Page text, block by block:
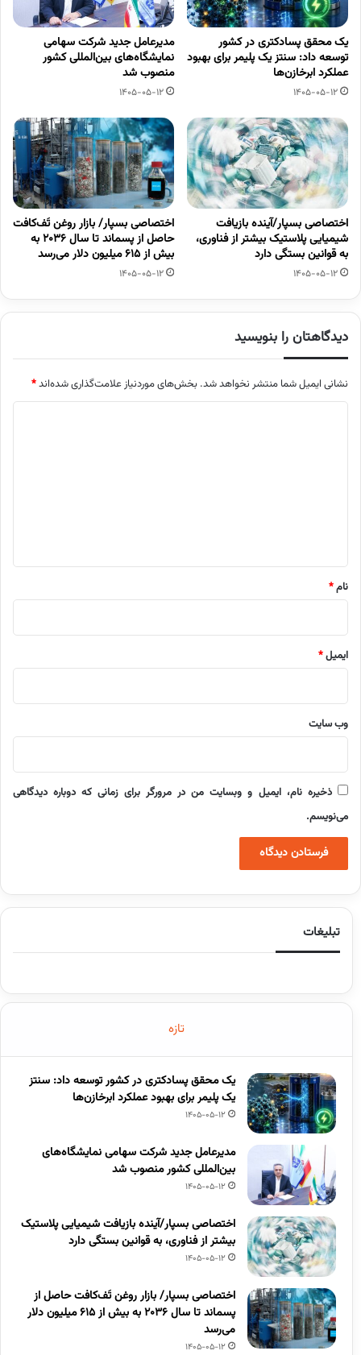
یک محقق پسادکتری در کشور
توسعه داد: سنتز یک پلیمر برای بهبود
عملکرد ابرخازن‌ها
1405-05-12
مدیرعامل جدید شرکت سهامی
نمایشگاه‌های بین‌المللی کشور
منصوب شد
1405-05-12
اختصاصی بسپار/آینده بازیافت
شیمیایی پلاستیک بیشتر از فناوری،
به قوانین بستگی دارد
1405-05-12
اختصاصی بسپار/ بازار روغن تَف‌کافت
حاصل از پسماند تا سال ۲۰۳۶ به
بیش از ۶۱۵ میلیون دلار می‌رسد
1405-05-12
دیدگاهتان را بنویسید
نشانی ایمیل شما منتشر نخواهد شد. بخش‌های موردنیاز علامت‌گذاری شده‌اند*
نام*
ایمیل*
وب‌ سایت
ذخیره نام، ایمیل و وبسایت من در مرورگر برای زمانی که دوباره دیدگاهی
می‌نویسم.
تبلیغات
تازه
یک محقق پسادکتری در کشور توسعه داد: سنتز
یک پلیمر برای بهبود عملکرد ابرخازن‌ها
1405-05-12
مدیرعامل جدید شرکت سهامی نمایشگاه‌های
بین‌المللی کشور منصوب شد
1405-05-12
اختصاصی بسپار/آینده بازیافت شیمیایی پلاستیک
بیشتر از فناوری، به قوانین بستگی دارد
1405-05-12
اختصاصی بسپار/ بازار روغن تَف‌کافت حاصل از
پسماند تا سال ۲۰۳۶ به بیش از ۶۱۵ میلیون دلار
می‌رسد
1405-05-12